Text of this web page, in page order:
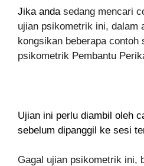
Jika anda sedang mencari
ujian psikometrik ini, dalam
kongsikan beberapa contoh
psikometrik Pembantu
Ujian ini perlu diambil oleh
sebelum dipanggil ke sesi
Gagal ujian psikometrik ini,